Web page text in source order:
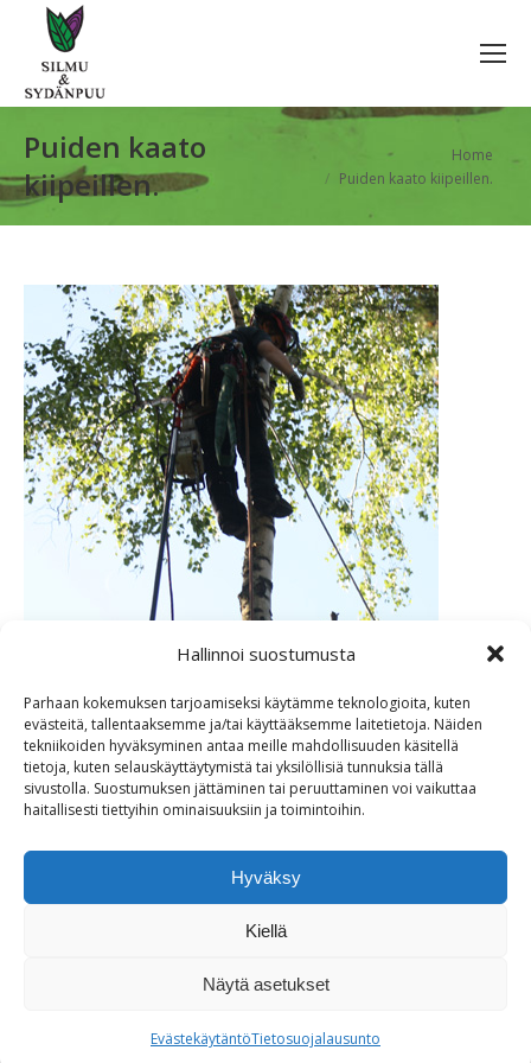
Hallinnoi suostumusta
Parhaan kokemuksen tarjoamiseksi käytämme teknologioita, kuten
evästeitä, tallentaaksemme ja/tai käyttääksemme laitetietoja. Näiden
tekniikoiden hyväksyminen antaa meille mahdollisuuden käsitellä
tietoja, kuten selauskäyttäytymistä tai yksilöllisiä tunnuksia tällä
sivustolla. Suostumuksen jättäminen tai peruuttaminen voi vaikuttaa
haitallisesti tiettyihin ominaisuuksiin ja toimintoihin.
Hyväksy
Kiellä
Näytä asetukset
EvästekäytäntöTietosuojalausunto
Puiden kaato
kiipeillen.
You are here:
Home
Puiden kaato kiipeillen.
Puiden kaato kiipeillen.
on
on